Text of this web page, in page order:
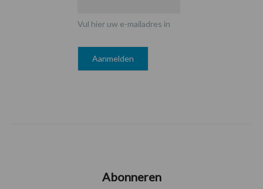
Vul hier uw e-mailadres in
Abonneren